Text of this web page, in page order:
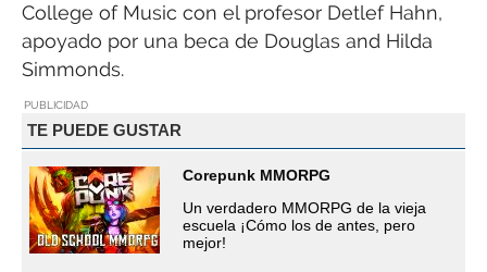
College of Music con el profesor Detlef Hahn,
apoyado por una beca de Douglas and Hilda
Simmonds.
PUBLICIDAD
TE PUEDE GUSTAR
Corepunk MMORPG
Un verdadero MMORPG de la vieja
escuela ¡Cómo los de antes, pero
mejor!